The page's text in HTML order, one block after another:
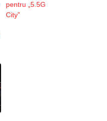
pentru „5.5G
City”